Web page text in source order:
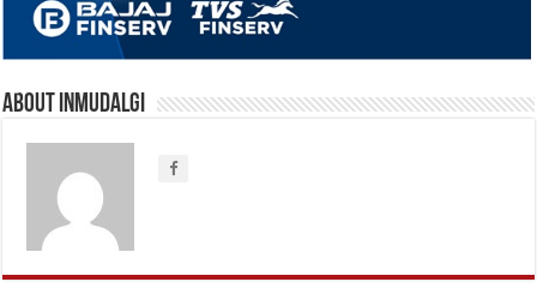
About inmudalgi